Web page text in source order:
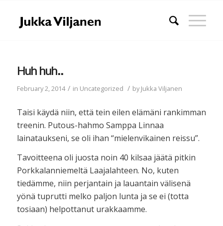
Huh huh..
February 2, 2014 / in Uncategorized / byJukka Viljanen
Taisi käydä niin, että tein eilen elämäni rankimman
treenin. Putous-hahmo Samppa Linnaa
lainataukseni, se oli ihan “mielenvikainen reissu”.
Tavoitteena oli juosta noin 40 kilsaa jäätä pitkin
Porkkalanniemeltä Laajalahteen. No, kuten
tiedämme, niin perjantain ja lauantain välisenä
yönä tuprutti melko paljon lunta ja se ei (totta
tosiaan) helpottanut urakkaamme.